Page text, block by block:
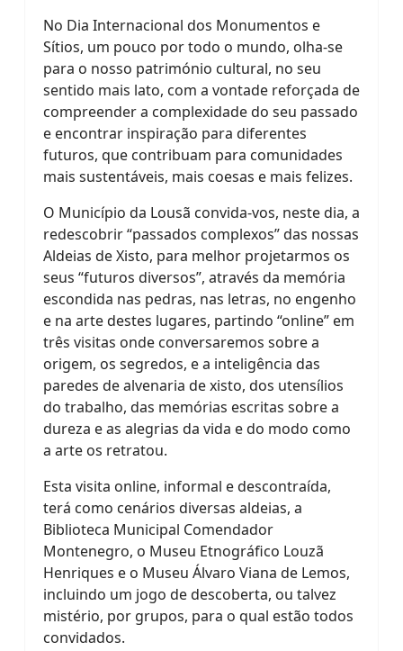
No Dia Internacional dos Monumentos e
Sítios, um pouco por todo o mundo, olha-se
para o nosso património cultural, no seu
sentido mais lato, com a vontade reforçada de
compreender a complexidade do seu passado
e encontrar inspiração para diferentes
futuros, que contribuam para comunidades
mais sustentáveis, mais coesas e mais felizes.
O Município da Lousã convida-vos, neste dia, a
redescobrir “passados complexos” das nossas
Aldeias de Xisto, para melhor projetarmos os
seus “futuros diversos”, através da memória
escondida nas pedras, nas letras, no engenho
e na arte destes lugares, partindo “online” em
três visitas onde conversaremos sobre a
origem, os segredos, e a inteligência das
paredes de alvenaria de xisto, dos utensílios
do trabalho, das memórias escritas sobre a
dureza e as alegrias da vida e do modo como
a arte os retratou.
Esta visita online, informal e descontraída,
terá como cenários diversas aldeias, a
Biblioteca Municipal Comendador
Montenegro, o Museu Etnográfico Louzã
Henriques e o Museu Álvaro Viana de Lemos,
incluindo um jogo de descoberta, ou talvez
mistério, por grupos, para o qual estão todos
convidados.